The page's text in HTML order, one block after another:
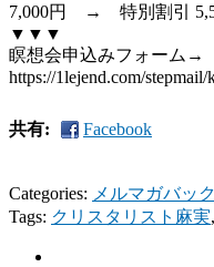
7,000円 → 特別割引
▼▼▼
瞑想会申込みフォーム→
https://1lejend.com/
共有: Facebook
Categories: メルマガバッ
Tags: クリスタリスト麻実,